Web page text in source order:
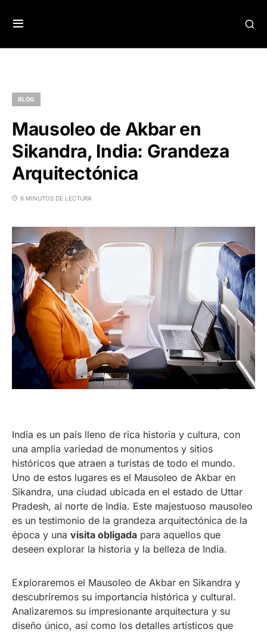
BLOG
Mausoleo de Akbar en
Sikandra, India: Grandeza
Arquitectónica
6 MINUTOS DE LECTURA
India es un país lleno de rica historia y cultura, con
una amplia variedad de monumentos y sitios
históricos que atraen a turistas de todo el mundo.
Uno de estos lugares es el Mausoleo de Akbar en
Sikandra, una ciudad ubicada en el estado de Uttar
Pradesh, al norte de India. Este majestuoso mausoleo
es un testimonio de la grandeza arquitectónica de la
época y una visita obligada para aquellos que
deseen explorar la historia y la belleza de India.
Exploraremos el Mausoleo de Akbar en Sikandra y
descubriremos su importancia histórica y cultural.
Analizaremos su impresionante arquitectura y su
diseño único, así como los detalles artísticos que